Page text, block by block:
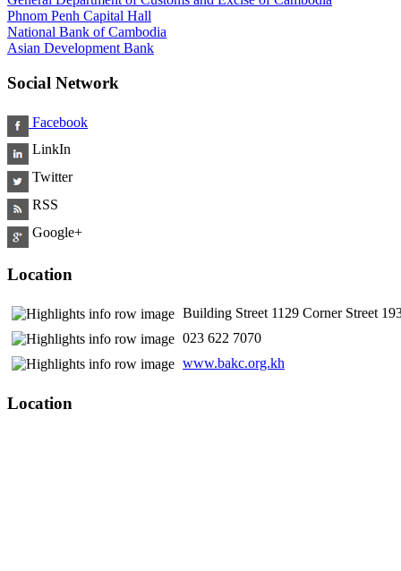
Phnom Penh Capital Hall
National Bank of Cambodia
Asian Development Bank
Social Network
Facebook
LinkIn
Twitter
RSS
Google+
Location
Building Street 1129 Corner Street
​ 023 622 7070
www.bakc.org.kh
Location